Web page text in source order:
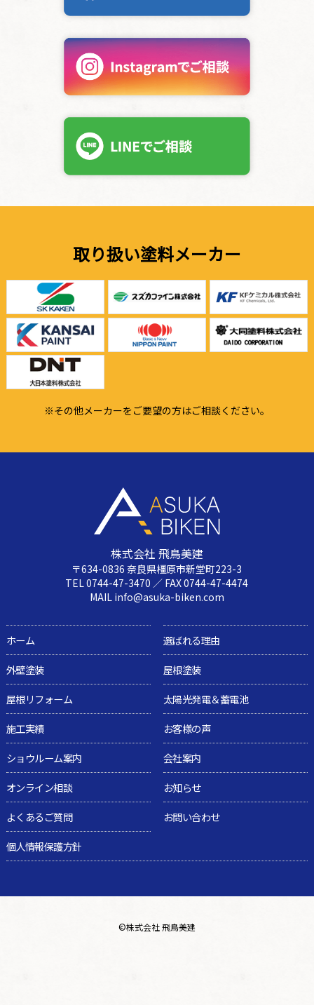
取り扱い塗料メーカー
※その他メーカーをご要望の方はご相談ください。
株式会社 飛鳥美建
〒634-0836 奈良県橿原市新堂町223-3
TEL 0744-47-3470 ／ FAX 0744-47-4474
MAIL info@asuka-biken.com
ホーム
選ばれる理由
外壁塗装
屋根塗装
屋根リフォーム
太陽光発電＆蓄電池
施工実績
お客様の声
ショウルーム案内
会社案内
オンライン相談
お知らせ
よくあるご質問
お問い合わせ
個人情報保護方針
©株式会社 飛鳥美建